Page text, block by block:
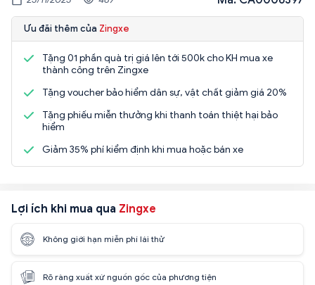
Ưu đãi thêm của Zingxe
Tặng 01 phần quà trị giá lên tới 500k cho KH mua xe
thành công trên Zingxe
Tặng voucher bảo hiểm dân sự, vật chất giảm giá 20%
Tặng phiếu miễn thưởng khi thanh toán thiệt hại bảo
hiểm
Giảm 35% phí kiểm định khi mua hoặc bán xe
Lợi ích khi mua qua Zingxe
Không giới hạn miễn phí lái thử
Rõ ràng xuất xứ nguồn gốc của phương tiện